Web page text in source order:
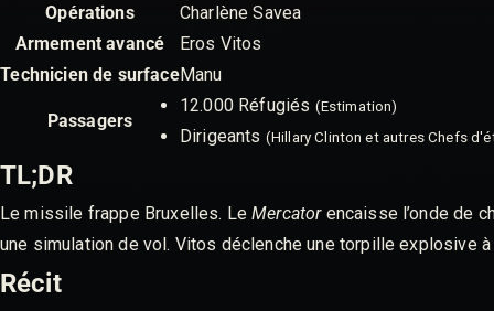
Opérations
Charlène Savea
Armement avancé
Eros Vitos
Technicien de surfaceManu
Passagers
12.000 Réfugiés (Estimation)
Dirigeants (Hillary Clinton et autres Chefs
TL;DR
Le missile frappe Bruxelles. LeMercatorencaisse l’onde de
une simulation de vol. Vitos déclenche une torpille explosive
Récit